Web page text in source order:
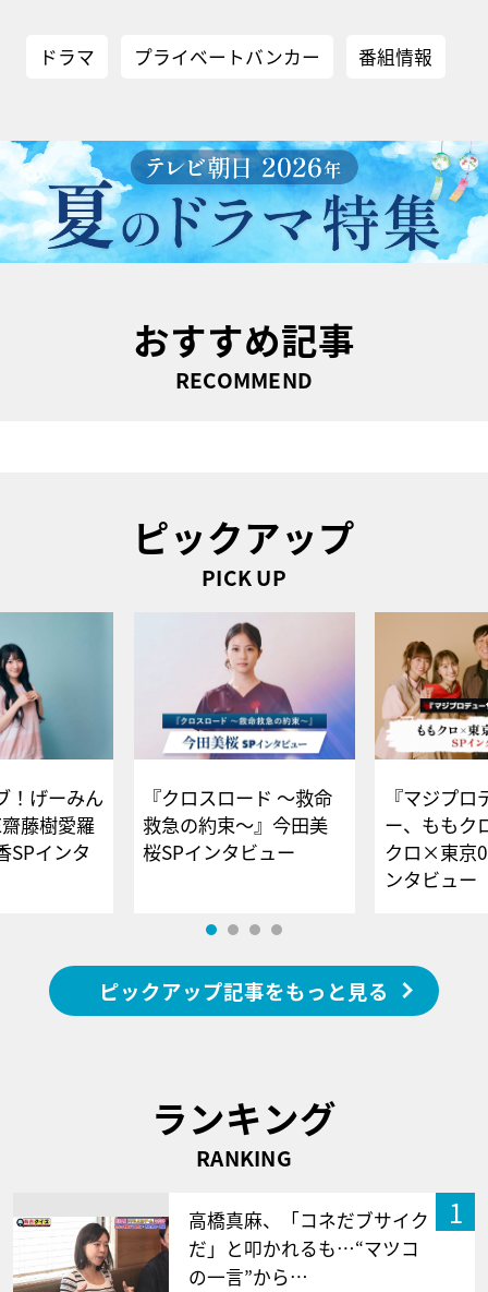
ドラマ プライベートバンカー 番組情報
おすすめ記事
RECOMMEND
ピックアップ
PICK UP
！げーみん
藤樹愛羅
SPインタ
『クロスロード ～救命
救急の約束～』今田美
桜SPインタビュー
『マジプロ
ー、ももク
クロ×東京
ンタビュー
ピックアップ記事をもっと見る
ランキング
RANKING
1
高橋真麻、「コネだブサイク
だ」と叩かれるも…“マツコ
の一言”から…